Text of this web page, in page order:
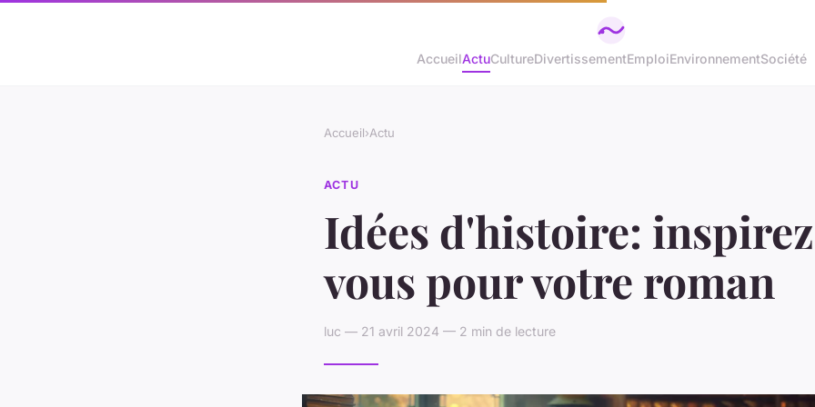
AccueilActuCultureDivertissementEmploiEnvironnementSociété
Accueil›Actu
ACTU
Idées d'histoire:
vous pour votre roman
luc — 21 avril 2024 — 2 min de lecture